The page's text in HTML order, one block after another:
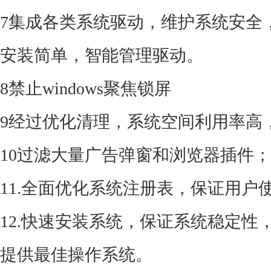
7集成各类系统驱动，维护系统安
安装简单，智能管理驱动。
8禁止windows聚焦锁屏
9经过优化清理，系统空间利用率高
10过滤大量广告弹窗和浏览器插件；
11.全面优化系统注册表，保证用户
12.快速安装系统，保证系统稳定性
提供最佳操作系统。